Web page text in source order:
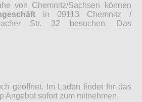
von Chemnitz/Sachsen können
in 09113 Chemnitz /
Str. 32 besuchen. Das
geöffnet. Im Laden findet Ihr das
Angebot sofort zum mitnehmen.